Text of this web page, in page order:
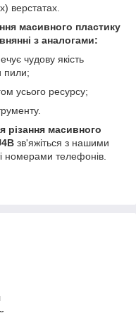
верстатах.
масивного пластику
з аналогами:
чудову якість
пили;
усього ресурсу;
різання масивного
зв'яжіться з нашими
номерами телефонів.